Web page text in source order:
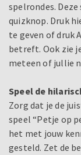
spelrondes.
quizknop. Druk
te geven of druk
betreft. Ook zie
meteen of jullie
Speel de
Zorg dat je de
speel “Petje op
het met jouw
gesteld. Zet de